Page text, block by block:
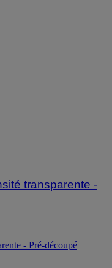
transparente -
- Pré-découpé